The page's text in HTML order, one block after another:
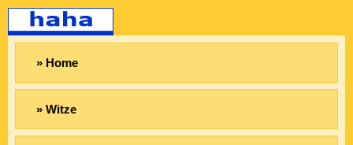
» Home
» Witze